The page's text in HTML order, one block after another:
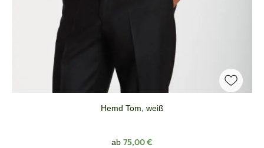
Hemd Tom, weiß
Regulärer Preis:
ab 75,00 €